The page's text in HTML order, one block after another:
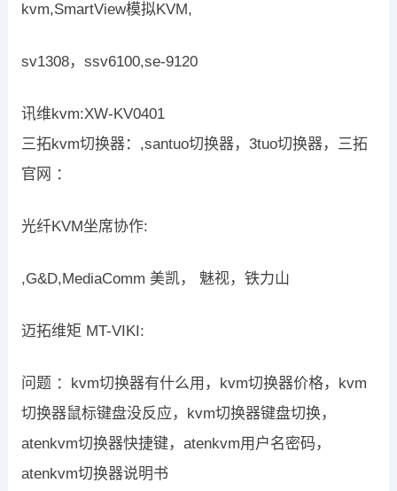
kvm,SmartView模拟KVM,
sv1308，ssv6100,se-9120
讯维kvm:XW-KV0401
三拓kvm切换器：,santuo切换器，3tuo切换器，三拓
官网 ：
光纤KVM坐席协作:
,G&D,MediaComm 美凯， 魅视，铁力山
迈拓维矩 MT-VIKI:
问题 ：kvm切换器有什么用，kvm切换器价格，kvm
切换器鼠标键盘没反应，kvm切换器键盘切换，
atenkvm切换器快捷键，atenkvm用户名密码，
atenkvm切换器说明书